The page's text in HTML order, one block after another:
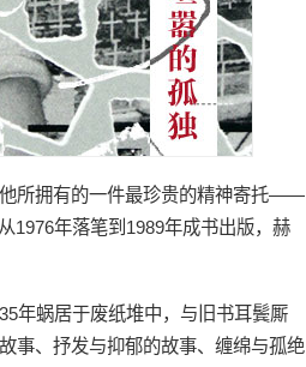
所拥有的一件最珍贵的精神寄托——
1976年落笔到1989年成书出版，赫
年蜗居于废纸堆中，与旧书耳鬓厮
事、抒发与抑郁的故事、缠绵与孤绝